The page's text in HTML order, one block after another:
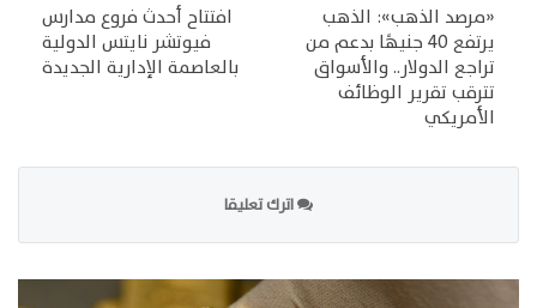
«مرصد الذهب»: الذهب
يرتفع 40 جنيهًا بدعم من
تراجع الدولار.. والأسواق
تترقب تقرير الوظائف
الأمريكي
افتتاح أحدث فروع مدارس
فيوتشر نايتس الدولية
بالعاصمة الإدارية الجديدة
اترك تعليقا